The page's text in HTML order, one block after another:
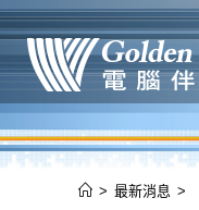
> 最新消息 >